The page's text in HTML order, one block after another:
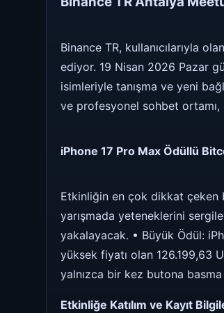
Binance TR, kullanıcılarıyla
ediyor. 19 Nisan 2026 Pazar
isimleriyle tanışma ve yeni
ve profesyonel sohbet ortamı,
iPhone 17 Pro Max Ödüllü
Etkinliğin en çok dikkat çeken
yarışmada yeteneklerini
yakalayacak. • Büyük Ödül:
yüksek fiyatı olan 126.199,63
yalnızca bir kez butona basma
Etkinliğe Katılım ve Kayıt